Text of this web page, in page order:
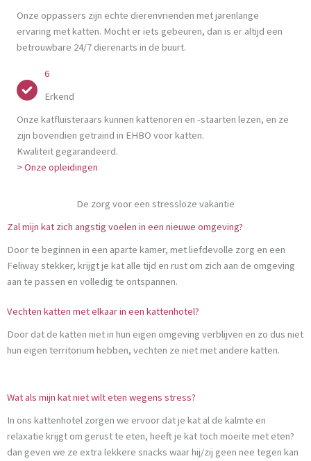
Onze oppassers zijn echte dierenvrienden met jarenlange
ervaring met katten. Mocht er iets gebeuren, dan is er altijd een
betrouwbare 24/7 dierenarts in de buurt.
6
Erkend
Onze katfluisteraars kunnen kattenoren en -staarten lezen, en ze
zijn bovendien getraind in EHBO voor katten.
Kwaliteit gegarandeerd.
> Onze opleidingen
De zorg voor een stressloze vakantie
Zal mijn kat zich angstig voelen in een nieuwe omgeving?
Door te beginnen in een aparte kamer, met liefdevolle zorg en een
Feliway stekker, krijgt je kat alle tijd en rust om zich aan de omgeving
aan te passen en volledig te ontspannen.
Vechten katten met elkaar in een kattenhotel?
Door dat de katten niet in hun eigen omgeving verblijven en zo dus niet
hun eigen territorium hebben, vechten ze niet met andere katten.
Wat als mijn kat niet wilt eten wegens stress?
In ons kattenhotel zorgen we ervoor dat je kat al de kalmte en
relaxatie krijgt om gerust te eten, heeft je kat toch moeite met eten?
dan geven we ze extra lekkere snacks waar hij/zij geen nee tegen kan